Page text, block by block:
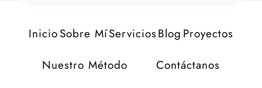
InicioSobre MíServiciosBlog Proyectos
Nuestro Método
Contáctanos